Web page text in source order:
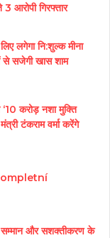
आरोपी गिरफ्तार
लगेगा नि:शुल्क मीना
से सजेगी खास शाम
करोड़ नशा मुक्ति
मंत्री टंकराम वर्मा करेंगे
और सशक्तीकरण के